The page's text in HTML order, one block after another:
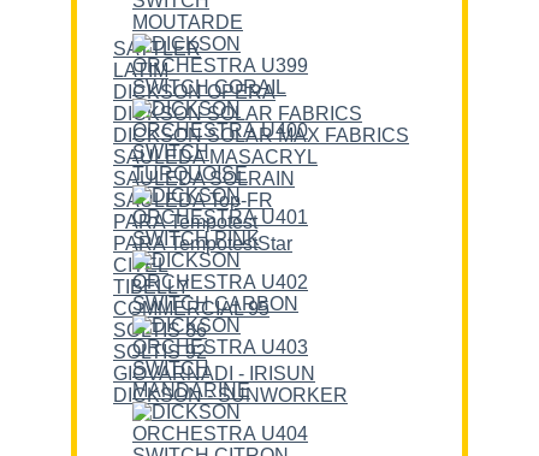
SATTLER
LATIM
DICKSON OPERA
DICKSON SOLAR FABRICS
DICKSON SOLAR MAX FABRICS
SAULEDA MASACRYL
SAULEDA SOLRAIN
SAULEDA Top-FR
PARA Tempotest
PARA TempotestStar
CITEL
TIBELLY
COMMERCIAL 95
SOLTIS 86
SOLTIS 92
GIOVARNADI - IRISUN
DICKSON - SUNWORKER